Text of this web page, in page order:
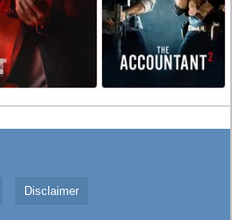
Disclaimer